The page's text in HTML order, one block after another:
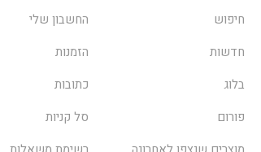
חיפוש
חדשות
בלוג
פורום
החשבון שלי
הזמנות
כתובות
סל קניות